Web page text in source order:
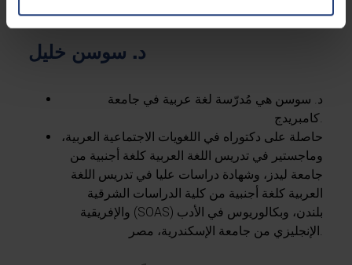
د. سوسن خليل
د. سوسن هي مُدرّسة لغة عربية في جامعة
كامبريدج.
حاصلة على دكتوراه في اللغويات الاجتماعية العربية،
وماجستير في تدريس اللغة العربية كلغة أجنبية من
جامعة ليدز، وشهادة دراسات عليا في تدريس اللغة
العربية كلغة أجنبية من كلية الدراسات الشرقية
والإفريقية (SOAS) بلندن، وبكالوريوس في الأدب
الإنجليزي من جامعة الإسكندرية، مصر.